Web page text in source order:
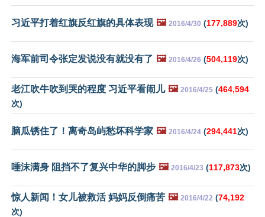
习近平打着红旗反红旗的具体表现 🖼️ 2016/4/30 (177,889次)
海军前司令张定发说没有就没有了 🖼️ 2016/4/26 (504,119次)
老江吹牛吹到哭的程度 习近平看闹儿 🖼️ 2016/4/25 (464,594
次)
脑瓜锈住了！离奇岛屿愁坏科学家 🖼️ 2016/4/24 (294,441次)
唾沫满身 阻挡不了复兴中华的脚步 🖼️ 2016/4/23 (117,873次)
惊人新闻！女儿被救活 妈妈反倒痛苦 🖼️ 2016/4/22 (74,192
次)